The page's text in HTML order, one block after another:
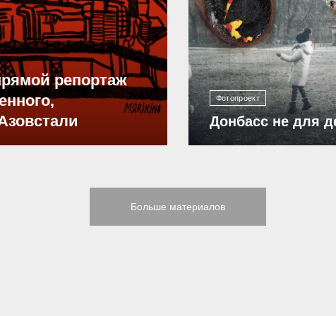
репортаж
Фотопроект
Донбасс не для
12 298
Больше материалов